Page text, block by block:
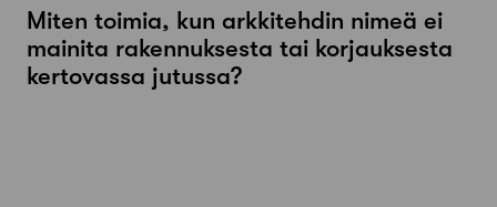
Miten toimia, kun arkkitehdin nimeä ei
mainita rakennuksesta tai korjauksesta
kertovassa jutussa?